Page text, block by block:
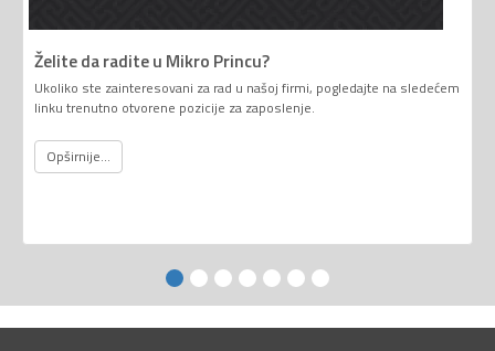
Želite da radite u Mikro Princu?
Ukoliko ste zainteresovani za rad u našoj firmi, pogledajte na sledećem
linku trenutno otvorene pozicije za zaposlenje.
Opširnije...